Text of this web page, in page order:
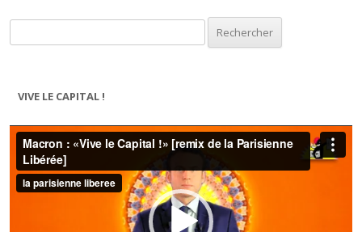
VIVE LE CAPITAL !
Lecteur
vidéo